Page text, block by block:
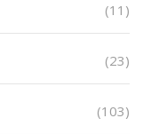
(11)
(23)
(103)